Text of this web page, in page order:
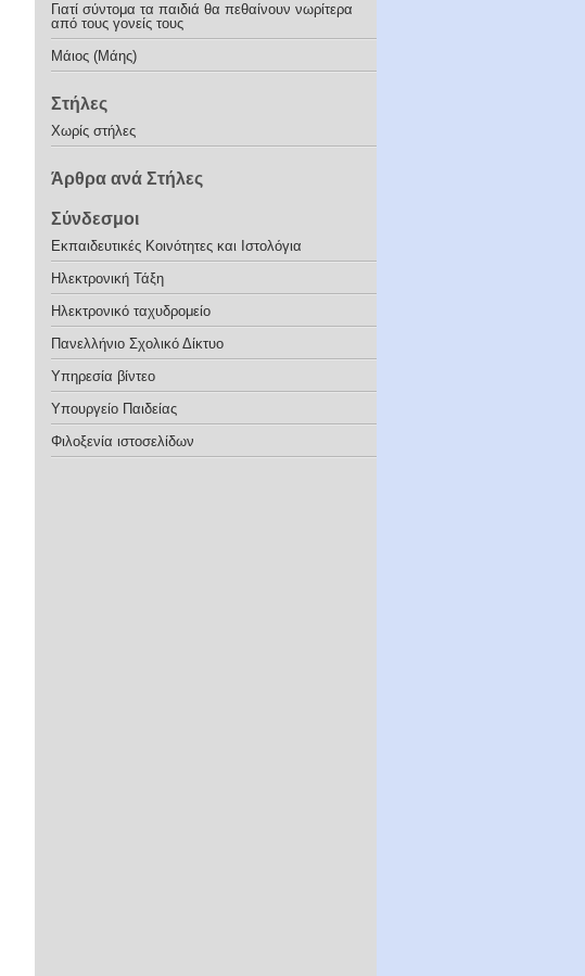
Γιατί σύντομα τα παιδιά θα πεθαίνουν νωρίτερα
από τους γονείς τους
Μάιος (Μάης)
Στήλες
Χωρίς στήλες
Άρθρα ανά Στήλες
Σύνδεσμοι
Εκπαιδευτικές Κοινότητες και Ιστολόγια
Ηλεκτρονική Τάξη
Ηλεκτρονικό ταχυδρομείο
Πανελλήνιο Σχολικό Δίκτυο
Υπηρεσία βίντεο
Υπουργείο Παιδείας
Φιλοξενία ιστοσελίδων